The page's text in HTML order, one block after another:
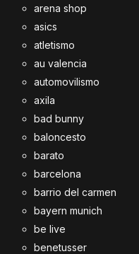
arena shop
asics
atletismo
au valencia
automovilismo
axila
bad bunny
baloncesto
barato
barcelona
barrio del carmen
bayern munich
be live
benetusser